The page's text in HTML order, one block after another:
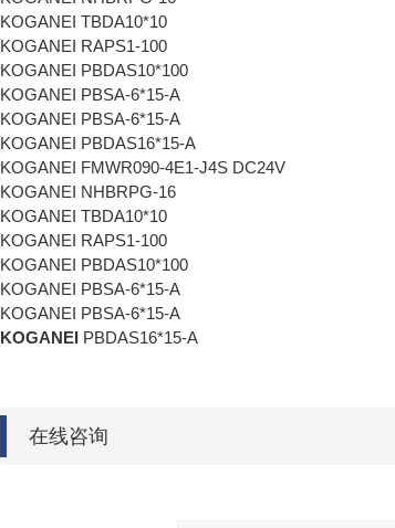
KOGANEI TBDA10*10
KOGANEI RAPS1-100
KOGANEI PBDAS10*100
KOGANEI PBSA-6*15-A
KOGANEI PBSA-6*15-A
KOGANEI PBDAS16*15-A
KOGANEI FMWR090-4E1-J4S DC24V
KOGANEI NHBRPG-16
KOGANEI TBDA10*10
KOGANEI RAPS1-100
KOGANEI PBDAS10*100
KOGANEI PBSA-6*15-A
KOGANEI PBSA-6*15-A
KOGANEI PBDAS16*15-A
在线咨询